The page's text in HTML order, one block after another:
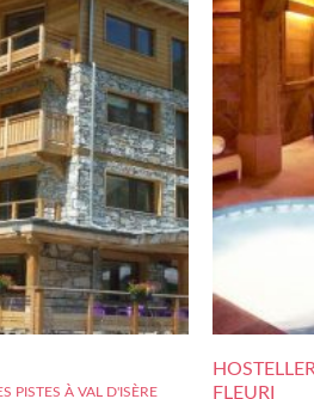
PISTES À VAL D'ISÈRE
FLEURI